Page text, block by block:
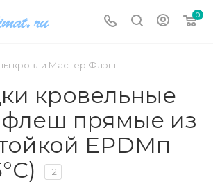
0
кровли Мастер Флэш
кровельные
флеш прямые из
EPDMп
12